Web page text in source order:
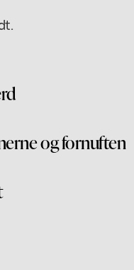
og fornuften